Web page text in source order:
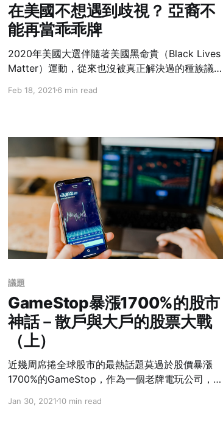
在美國不想遇到歧視？ 亞裔不
能再當乖乖牌
2020年美國大選伴隨著美國黑命貴（Black Lives
Matter）運動，從來也沒被真正解決過的種族議題
什麼情緒都能藉題發揮，好像什麼情緒都能被原
隨機攻擊的事件，若你也是亞裔或是在乎亞裔，怎
麼為自己挺身而出？
Feb 18, 20216 min read
議題
GameStop暴漲1700%的股市
神話－散戶與大戶的股票大戰
（上）
近幾周席捲全球股市的最熱話題莫過於股價暴漲
1700%的GameStop，作為一個老牌電玩公司，在
為何會突然飆升？原來，這是散戶與大戶之間的戰
Jan 30, 202110 min read